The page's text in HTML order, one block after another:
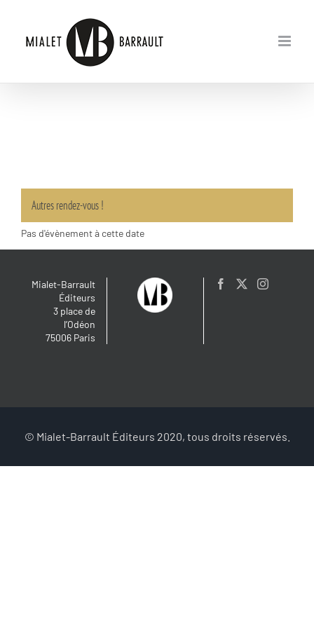
Autres rendez-vous !
Pas d'évènement à cette date
Mialet-Barrault
Éditeurs
3 place de
l’Odéon
75006 Paris
© Mialet-Barrault Éditeurs 2020, tous droits réservés.